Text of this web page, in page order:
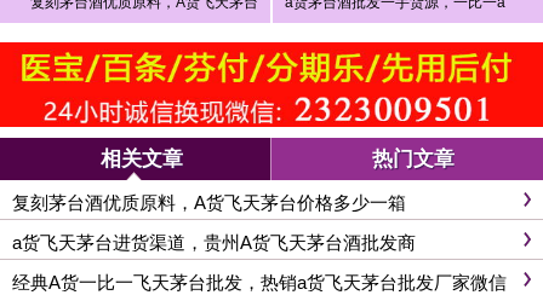
价格多少一箱
货茅台53度商家
相关文章 热门文章
复刻茅台酒优质原料，A货飞天茅台价格多少一箱
a货飞天茅台进货渠道，贵州A货飞天茅台酒批发商
经典A货一比一飞天茅台批发，热销a货飞天茅台批发厂家微信